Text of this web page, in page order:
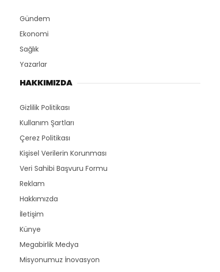
Gündem
Ekonomi
Sağlık
Yazarlar
HAKKIMIZDA
Gizlilik Politikası
Kullanım Şartları
Çerez Politikası
Kişisel Verilerin Korunması
Veri Sahibi Başvuru Formu
Reklam
Hakkımızda
İletişim
Künye
Megabirlik Medya
Misyonumuz İnovasyon